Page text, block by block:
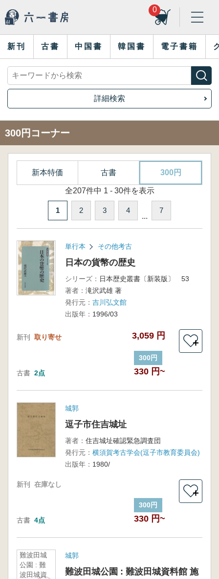
0
新刊 古書 中国書 韓国書 電子書籍
詳細検索
300円コーナー
新本特価 古書 300円
全207件中 1 - 30件を表示
1 2 3 4
...
7
単行本 その他考古
日本の貨幣の歴史
シリーズ： 日本歴史叢書〔新装版〕 53
著者： 滝沢武雄 著
発行元： 吉川弘文館
出版年： 1996/03
新刊 取り寄せ 3,059 円
古書 2点
300円
330 円~
＋
城郭
逗子市住吉城址
著者： 住吉城址確認緊急調査団
発行元： 横須賀考古学会(逗子市教育委員会)
出版年： 1980/
新刊 在庫なし
古書 4点
300円
330 円~
＋
難波田城
公園 : 難
波田城資
城郭
難波田城公園 : 難波田城資料館 施